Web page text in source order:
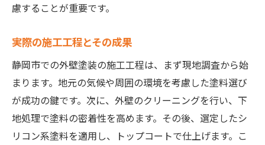
慮することが重要です。
実際の施工工程とその成果
静岡市での外壁塗装の施工工程は、まず現地調査から始
まります。地元の気候や周囲の環境を考慮した塗料選び
が成功の鍵です。次に、外壁のクリーニングを行い、下
地処理で塗料の密着性を高めます。その後、選定したシ
リコン系塗料を適用し、トップコートで仕上げます。こ